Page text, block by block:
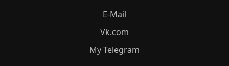
E-Mail
Vk.com
My Telegram